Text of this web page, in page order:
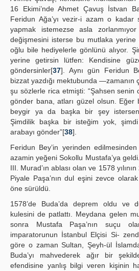
16 Ekimi’nde Ahmet Çavuş İstvan
Feridun Ağa’yı vezir-i azam o
yapmak istemezse asla
değişmesini isterse bu mutlaka yerine
oğlu bile hediyelerle gönlünü alıyor.
yerine getirsin lütfen: Kendisine
göndersinler[37]. Aynı gün Feridun
bizzat yazdığı mektubunda
şu sözlerle rica etmişti: “Şahsen senin
gönder bana, atları güzel olsun.
beygir ya da başka bir şey istersen,
Şimdilik başka bir isteğim yok,
arabayı gönder”[38].
Feridun Bey’in yerinden
azamin yeğeni Sokollu Mustafa’ya
III. Murad’ın ablası olan ve 1578
Piyale Paşa’nın dul eşini zevce
öne sürüldü.
1578’de Buda’da deprem oldu ve
kulesini de patlattı. Meydana gelen
sonra Mustafa Paşa’nın suçu
imparatorunun İstanbul Elçisi Si-
göre o zaman Sultan, Şeyh-ül
Buda’yı mahvederek ağır bir
efendisine yanlış bilgi veren kişinin